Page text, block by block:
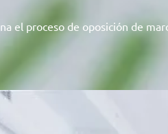
el proceso de oposición de